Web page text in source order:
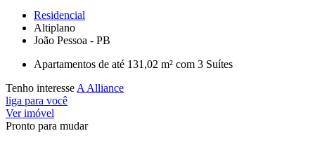
Residencial
Altiplano
João Pessoa - PB
Apartamentos de até 131,02 m² com 3 Suítes
Tenho interesse A Alliance
liga para você
Ver imóvel
Pronto para mudar